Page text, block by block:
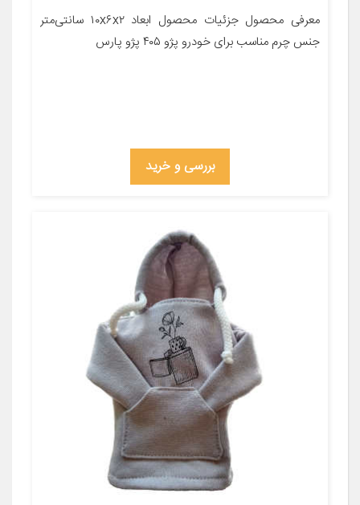
معرفی محصول جزئیات محصول ابعاد ۱۰x۶x۲ سانتی‌متر
جنس چرم مناسب برای خودرو پژو ۴۰۵ پژو پارس
بررسی و خرید